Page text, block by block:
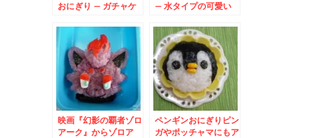
おにぎり – ガチャケ
– 水タイプの可愛い
映画『幻影の覇者ゾロ
アーク』からゾロア
ペンギンおにぎりピン
ガやポッチャマにもア